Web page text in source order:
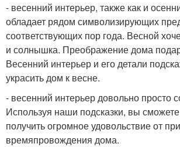
- весенний интерьер, также как и
обладает рядом символизирующих
соответствующих пор года. Весной
и солнышка. Преображение дома
Весенний интерьер и его детали
украсить дом к весне.
- весенний интерьер довольно просто
Используя наши подсказки, вы
получить огромное удовольствие от
времяпровождения дома.